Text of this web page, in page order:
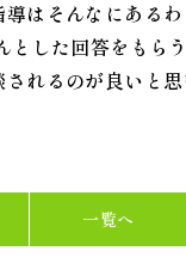
はそんなにある
とした回答をもら
れるのが良いと思
一覧へ